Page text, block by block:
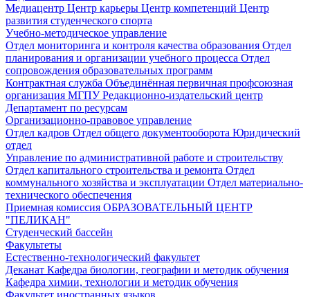
Медиацентр Центр карьеры Центр компетенций Центр
развития студенческого спорта
Учебно-методическое управление
Отдел мониторинга и контроля качества образования Отдел
планирования и организации учебного процесса Отдел
сопровождения образовательных программ
Контрактная служба Объединённая первичная профсоюзная
организация МГПУРедакционно-издательский центр
Департамент по ресурсам
Организационно-правовое управление
Отдел кадров Отдел общего документооборота Юридический
отдел
Управление по административной работе и строительству
Отдел капитального строительства и ремонта Отдел
коммунального хозяйства и эксплуатации Отдел материально-
технического обеспечения
Приемная комиссия ОБРАЗОВАТЕЛЬНЫЙ ЦЕНТР
"ПЕЛИКАН"
Студенческий бассейн
Факультеты
Естественно-технологический факультет
Деканат Кафедра биологии, географии и методик обучения
Кафедра химии, технологии и методик обучения
Факультет иностранных языков